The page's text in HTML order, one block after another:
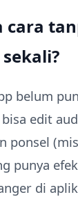
cara
belum
edit
ponsel
punya
di